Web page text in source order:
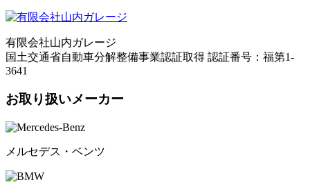
有限会社山内ガレージ
国土交通省自動車分解整備事業認証取得 認証番号：福第1-
3641
お取り扱いメーカー
メルセデス・ベンツ